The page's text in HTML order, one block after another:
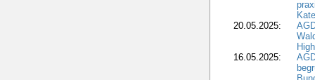
20.05.2025:
16.05.2025: